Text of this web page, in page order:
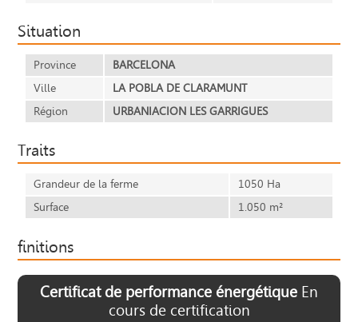
Situation
Province
BARCELONA
Ville
LA POBLA DE CLARAMUNT
Région
URBANIACION LES GARRIGUES
Traits
Grandeur de la ferme
1050 Ha
Surface
1.050 m²
finitions
Certificat de performance énergétique En
cours de certification